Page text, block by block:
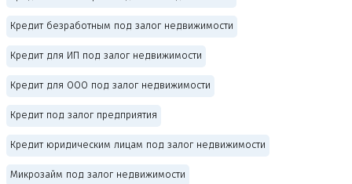
Кредит безработным под залог недвижимости
Кредит для ИП под залог недвижимости
Кредит для ООО под залог недвижимости
Кредит под залог предприятия
Кредит юридическим лицам под залог недвижимости
Микрозайм под залог недвижимости